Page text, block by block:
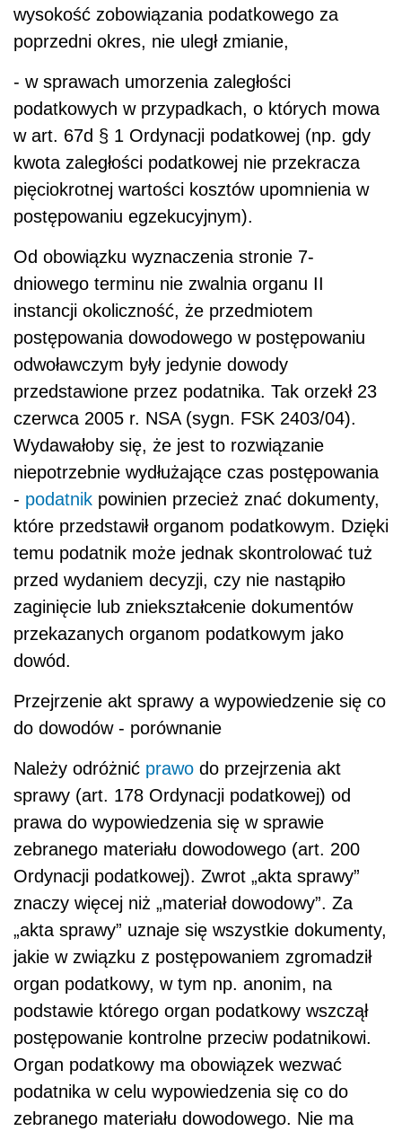
wysokość zobowiązania podatkowego za
poprzedni okres, nie uległ zmianie,
- w sprawach umorzenia zaległości
podatkowych w przypadkach, o których mowa
w art. 67d § 1 Ordynacji podatkowej (np. gdy
kwota zaległości podatkowej nie przekracza
pięciokrotnej wartości kosztów upomnienia w
postępowaniu egzekucyjnym).
Od obowiązku wyznaczenia stronie 7-
dniowego terminu nie zwalnia organu II
instancji okoliczność, że przedmiotem
postępowania dowodowego w postępowaniu
odwoławczym były jedynie dowody
przedstawione przez podatnika. Tak orzekł 23
czerwca 2005 r. NSA (sygn. FSK 2403/04).
Wydawałoby się, że jest to rozwiązanie
niepotrzebnie wydłużające czas postępowania
- podatnik powinien przecież znać dokumenty,
które przedstawił organom podatkowym. Dzięki
temu podatnik może jednak skontrolować tuż
przed wydaniem decyzji, czy nie nastąpiło
zaginięcie lub zniekształcenie dokumentów
przekazanych organom podatkowym jako
dowód.
Przejrzenie akt sprawy a wypowiedzenie się co
do dowodów - porównanie
Należy odróżnić prawo do przejrzenia akt
sprawy (art. 178 Ordynacji podatkowej) od
prawa do wypowiedzenia się w sprawie
zebranego materiału dowodowego (art. 200
Ordynacji podatkowej). Zwrot „akta sprawy”
znaczy więcej niż „materiał dowodowy”. Za
„akta sprawy” uznaje się wszystkie dokumenty,
jakie w związku z postępowaniem zgromadził
organ podatkowy, w tym np. anonim, na
podstawie którego organ podatkowy wszczął
postępowanie kontrolne przeciw podatnikowi.
Organ podatkowy ma obowiązek wezwać
podatnika w celu wypowiedzenia się co do
zebranego materiału dowodowego. Nie ma